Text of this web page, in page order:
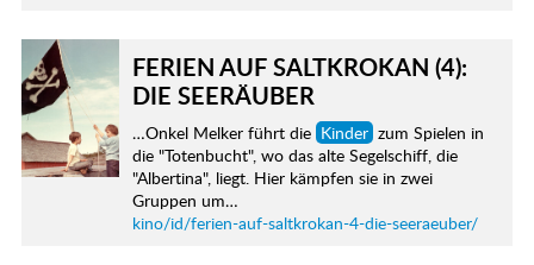
FERIEN AUF SALTKROKAN (4):
DIE SEERÄUBER
…Onkel Melker führt die Kinder zum Spielen in
die "Totenbucht", wo das alte Segelschiff, die
"Albertina", liegt. Hier kämpfen sie in zwei
Gruppen um…
kino/id/ferien-auf-saltkrokan-4-die-seeraeuber/